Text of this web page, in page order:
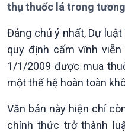
Chính trị
Chính phủ với người dân
Quốc hội với cử tri
thụ thuốc lá trong
Đáng chú ý nhất, Dự
quy định cấm vĩnh
1/1/2009 được mua
một thế hệ hoàn toàn
Văn bản này hiện chỉ
chính thức trở thành